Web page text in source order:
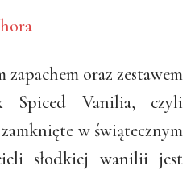
oraz zestawem
Vanilia, czyli
w świątecznym
słodkiej wanilii jest